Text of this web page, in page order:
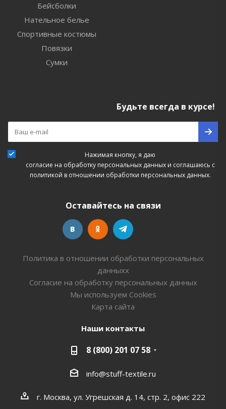
Бейсболки
Нательное белье
Спортивные костюмы
Повязки
Сумки
Будьте всегда в курсе!
Нажимая кнопку, я даю
согласие на обработку персональных данныхи соглашаюсь с
политикой в отношении обработки персональных данных.
Оставайтесь на связи
Политика в отношении обработки персональных
данныхх
Согласие на обработку персональных данных
Мы используем Cookies
Карта сайта
Наши контакты
8 (800) 201 07 58
info@stuff-textile.ru
г. Москва, ул. Угрешская д. 14, стр. 2, офис 222